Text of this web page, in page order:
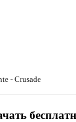
- Crusade